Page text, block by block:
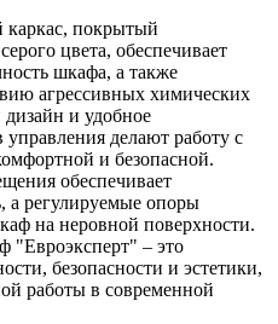
покрытый
цвета, обеспечивает
шкафа, а также
агрессивных химических
и удобное
делают работу с
и безопасной.
обеспечивает
а регулируемые опоры
на неровной поверхности.
"Евроэксперт" – это
безопасности и эстетики,
работы в современной